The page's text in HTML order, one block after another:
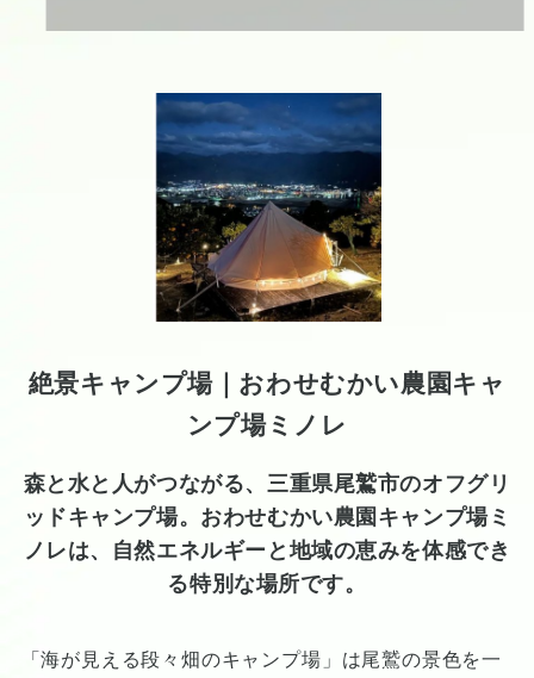
絶景キャンプ場｜おわせむかい農園キャ
ンプ場ミノレ
森と水と人がつながる、三重県尾鷲市のオフグリ
ッドキャンプ場。おわせむかい農園キャンプ場ミ
ノレは、自然エネルギーと地域の恵みを体感でき
る特別な場所です。
「海が見える段々畑のキャンプ場」は尾鷲の景色を一